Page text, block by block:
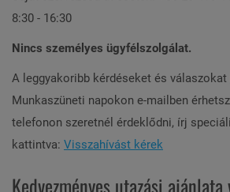
8:30 - 16:30
Nincs személyes ügyfélszolgálat.
A leggyakoribb kérdéseket és válaszokat
Munkaszüneti napokon e-mailben
telefonon szeretnél érdeklődni, írj
kattintva: Visszahívást kérek
Kedvezményes utazási ajánlata